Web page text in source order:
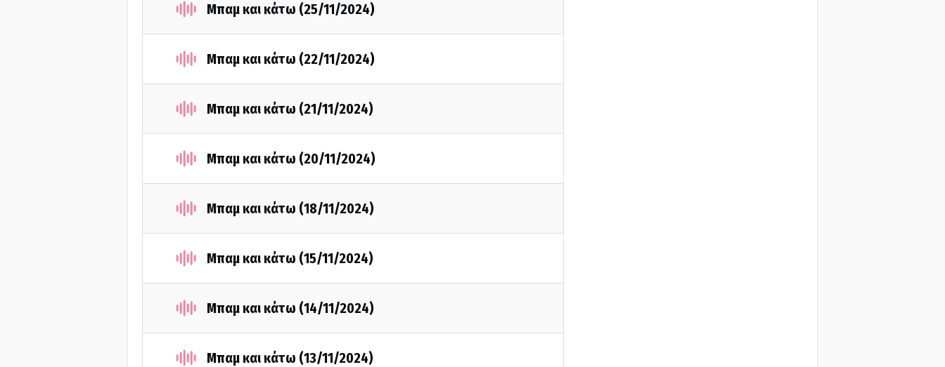
Μπαμ και κάτω (25/11/2024)
Μπαμ και κάτω (22/11/2024)
Μπαμ και κάτω (21/11/2024)
Μπαμ και κάτω (20/11/2024)
Μπαμ και κάτω (18/11/2024)
Μπαμ και κάτω (15/11/2024)
Μπαμ και κάτω (14/11/2024)
Μπαμ και κάτω (13/11/2024)